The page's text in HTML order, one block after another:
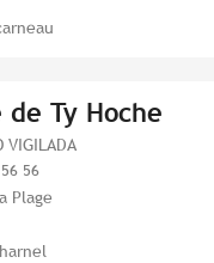
de Ty Hoche
VIGILADA
56
Plage